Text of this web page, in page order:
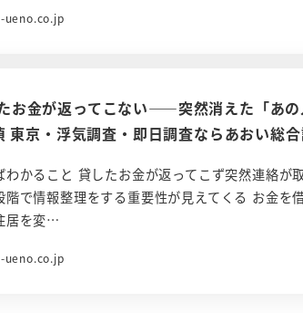
ueno.co.jp
お金が返ってこない――突然消えた「あ
東京・浮気調査・即日調査ならあおい総
わかること 貸したお金が返ってこず突然連絡が
階で情報整理をする重要性が見えてくる お金を
居を変…
ueno.co.jp